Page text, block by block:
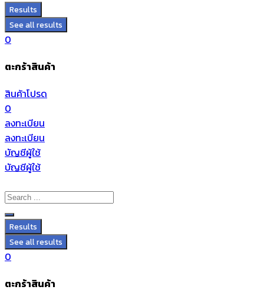
Results
See all results
0
ตะกร้าสินค้า
สินค้าโปรด
0
ลงทะเบียน
ลงทะเบียน
บัญชีผู้ใช้
บัญชีผู้ใช้
Results
See all results
0
ตะกร้าสินค้า